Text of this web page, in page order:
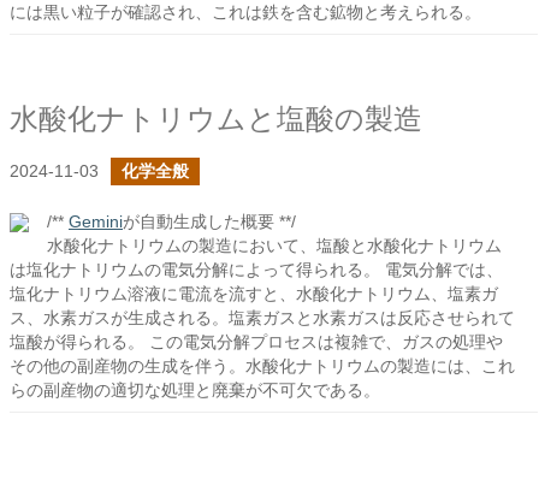
には黒い粒子が確認され、これは鉄を含む鉱物と考えられる。
水酸化ナトリウムと塩酸の製造
2024-11-03 化学全般
/** Geminiが自動生成した概要 **/
水酸化ナトリウムの製造において、塩酸と水酸化ナトリウム
は塩化ナトリウムの電気分解によって得られる。 電気分解では、
塩化ナトリウム溶液に電流を流すと、水酸化ナトリウム、塩素ガ
ス、水素ガスが生成される。塩素ガスと水素ガスは反応させられて
塩酸が得られる。 この電気分解プロセスは複雑で、ガスの処理や
その他の副産物の生成を伴う。水酸化ナトリウムの製造には、これ
らの副産物の適切な処理と廃棄が不可欠である。